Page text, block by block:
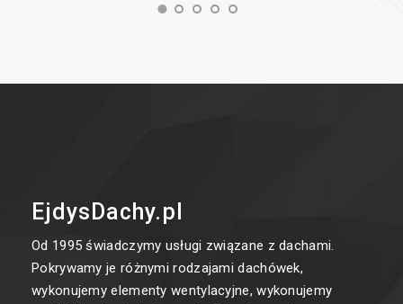
EjdysDachy.pl
Od 1995 świadczymy usługi związane z dachami.
Pokrywamy je różnymi rodzajami dachówek,
wykonujemy elementy wentylacyjne, wykonujemy